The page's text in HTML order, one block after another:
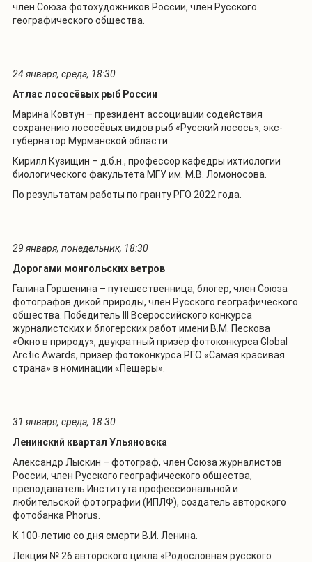
член Союза фотохудожников России, член Русского
географического общества.
24 января, среда, 18:30
Атлас лососёвых рыб России
Марина Ковтун – президент ассоциации содействия
сохранению лососёвых видов рыб «Русский лосось», экс-
губернатор Мурманской области.
Кирилл Кузищин – д.б.н., профессор кафедры ихтиологии
биологического факультета МГУ им. М.В. Ломоносова.
По результатам работы по гранту РГО 2022 года.
29 января, понедельник, 18:30
Дорогами монгольских ветров
Галина Горшенина – путешественница, блогер, член Союза
фотографов дикой природы, член Русского географического
общества. Победитель III Всероссийского конкурса
журналистских и блогерских работ имени В.М. Пескова
«Окно в природу», двукратный призёр фотоконкурса Global
Arctic Awards, призёр фотоконкурса РГО «Самая красивая
страна» в номинации «Пещеры».
31 января, среда, 18:30
Ленинский квартал Ульяновска
Александр Лыскин – фотограф, член Союза журналистов
России, член Русского географического общества,
преподаватель Института профессиональной и
любительской фотографии (ИПЛФ), создатель авторского
фотобанка Phorus.
К 100-летию со дня смерти В.И. Ленина.
Лекция № 26 авторского цикла «Родословная русского